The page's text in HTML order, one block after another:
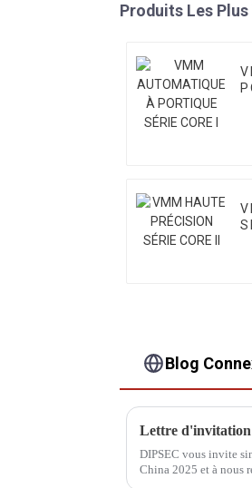
Produits Les Plus
Blog
Lettre
DIPSEC vous invite
China 2025 et à nous